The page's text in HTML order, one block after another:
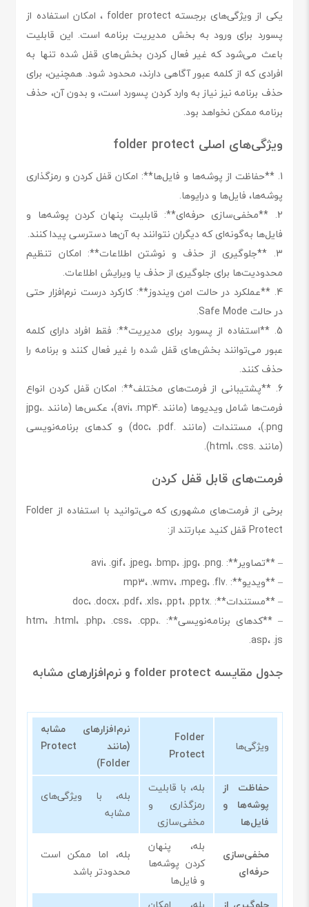
یکی از ویژگی‌های برجسته folder protect ، امکان استفاده از
پسورد برای ورود به بخش مدیریت برنامه است. این قابلیت
باعث می‌شود که غیر فعال کردن بخش‌های قفل شده تنها به
افرادی که از کلمه عبور آگاهی دارند، محدود شود. همچنین، برای
حذف برنامه نیز نیاز به وارد کردن پسورد است، و بدون آن، حذف
برنامه ممکن نخواهد بود.
ویژگی‌های اصلی folder protect
1. **حفاظت از پوشه‌ها و فایل‌ها**: امکان قفل کردن و رمزگذاری
پوشه‌ها، فایل‌ها و درایوها.
2. **مخفی‌سازی حرفه‌ای**: قابلیت پنهان کردن پوشه‌ها و
فایل‌ها به‌گونه‌ای که دیگران نتوانند به آن‌ها دسترسی پیدا کنند.
3. **جلوگیری از حذف و نوشتن اطلاعات**: امکان تنظیم
محدودیت‌ها برای جلوگیری از حذف یا ویرایش اطلاعات.
4. **عملکرد در حالت امن ویندوز**: کارکرد درست نرم‌افزار حتی
در حالت Safe Mode.
5. **استفاده از پسورد برای مدیریت**: فقط افراد دارای کلمه
عبور می‌توانند بخش‌های قفل شده را غیر فعال کنند و برنامه را
حذف کنند.
6. **پشتیبانی از فرمت‌های مختلف**: امکان قفل کردن انواع
فرمت‌ها شامل ویدیوها (مانند .avi، .mp4)، عکس‌ها (مانند .jpg،
.png)، مستندات (مانند .doc، .pdf) و کدهای برنامه‌نویسی
(مانند .html، .css).
فرمت‌های قابل قفل کردن
برخی از فرمت‌های مشهوری که می‌توانید با استفاده از Folder
Protect قفل کنید عبارتند از:
– **تصاویر**: .avi، .gif، .jpeg، .bmp، .jpg، .png
– **ویدیو**: .mp3، .wmv، .mpeg، .flv
– **مستندات**: .doc، .docx، .pdf، .xls، .ppt، .pptx
– **کدهای برنامه‌نویسی**: .htm، .html، .php، .css، .cpp،
.asp، .js
جدول مقایسه folder protect و نرم‌افزارهای مشابه
ویژگی‌ها
Folder
Protect
نرم‌افزارهای مشابه
(مانند Protect
Folder)
حفاظت از
پوشه‌ها و
فایل‌ها
بله، با قابلیت
رمزگذاری و
مخفی‌سازی
بله، با ویژگی‌های
مشابه
مخفی‌سازی
حرفه‌ای
بله، پنهان
کردن پوشه‌ها
و فایل‌ها
بله، اما ممکن است
محدودتر باشد